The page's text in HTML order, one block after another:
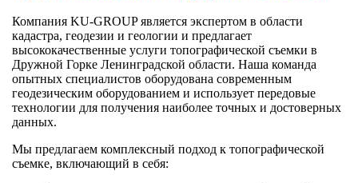
Компания KU-GROUP является экспертом в области
кадастра, геодезии и геологии и предлагает
высококачественные услуги топографической съемки в
Дружной Горке Ленинградской области. Наша команда
опытных специалистов оборудована современным
геодезическим оборудованием и использует передовые
технологии для получения наиболее точных и достоверных
данных.
Мы предлагаем комплексный подход к топографической
съемке, включающий в себя: